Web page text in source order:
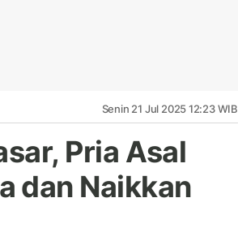
Senin 21 Jul 2025 12:23 WIB
Pria Asal
dan Naikkan